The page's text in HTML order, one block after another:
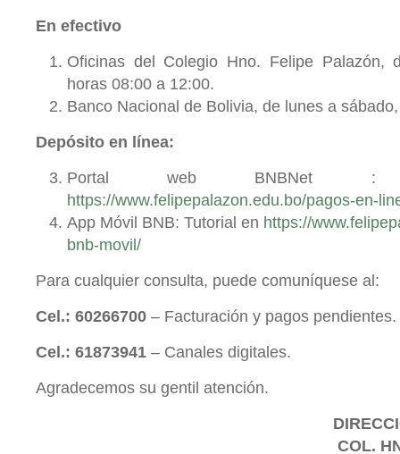
En efectivo
Oficinas del Colegio Hno. Felipe Palazón,
horas 08:00 a 12:00.
Banco Nacional de Bolivia, de lunes a
Depósito en línea:
Portal web BNBNet :
https://www.felipepalazon.edu.bo/pagos-en-
App Móvil BNB: Tutorial en https://
bnb-movil/
Para cualquier consulta, puede comuníquese al:
Cel.: 60266700 – Facturación y pagos pendientes.
Cel.: 61873941 – Canales digitales.
Agradecemos su gentil atención.
COL.